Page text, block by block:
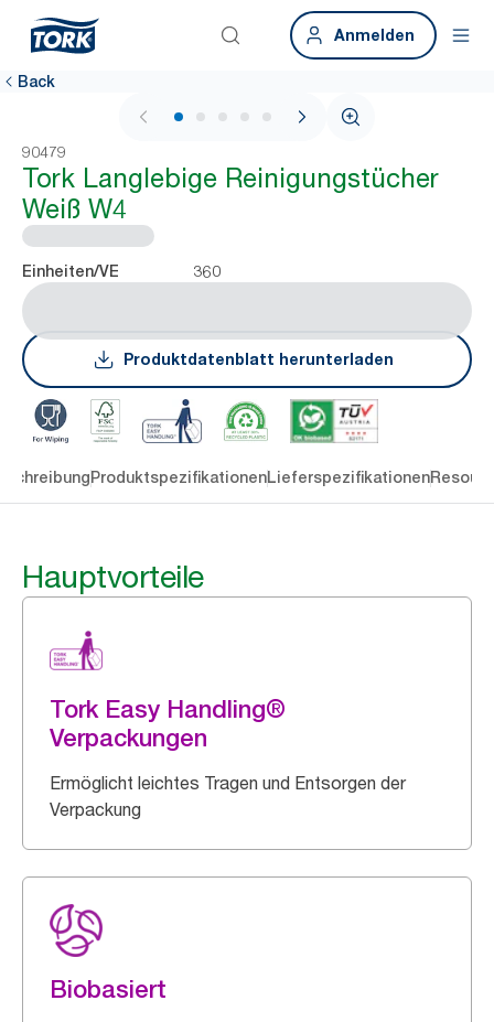
Anmelden
Back
1 / 6
90479
Tork Langlebige Reinigungstücher
Weiß W4
Einheiten/VE 360
Produktdatenblatt herunterladen
ProduktspezifikationenLieferspezifikationen
Hauptvorteile
Tork Easy Handling®
Verpackungen
Ermöglicht leichtes Tragen und Entsorgen der
Verpackung
Biobasiert